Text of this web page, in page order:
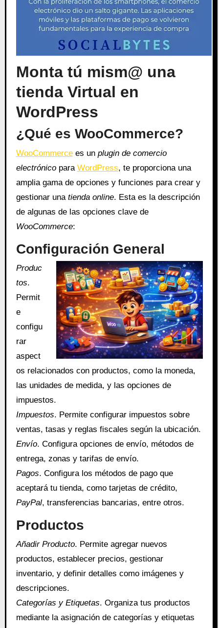
Monta tú mism@ una
tienda Virtual en
WordPress
¿Qué es WooCommerce?
WooCommercees un plugin de comercio
electrónicopara WordPress, te proporciona una
amplia gama de opciones y funciones para crear y
gestionar una tienda online. Esta es la descripción
de algunas de las opciones clave de
WooCommerce:
Configuración General
Produc
tos.
Permit
e
configu
rar
aspect
os relacionados con productos, como la moneda,
las unidades de medida, y las opciones de
impuestos.
Impuestos. Permite configurar impuestos sobre
ventas, tasas y reglas fiscales según la ubicación.
Envío. Configura opciones de envío, métodos de
entrega, zonas y tarifas de envío.
Pagos. Configura los métodos de pago que
aceptará tu tienda, como tarjetas de crédito,
PayPal, transferencias bancarias, entre otros.
Productos
Añadir Producto. Permite agregar nuevos
productos, establecer precios, gestionar
inventario, y definir detalles como imágenes y
descripciones.
Categorías y Etiquetas. Organiza tus productos
mediante la asignación de categorías y etiquetas